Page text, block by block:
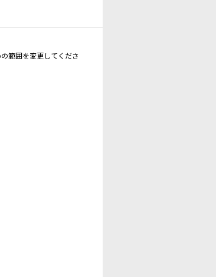
範囲を変更してくださ